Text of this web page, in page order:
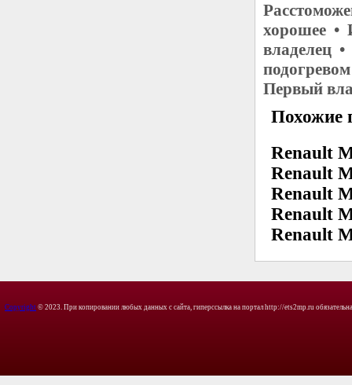
хорошее •
владелец •
Первый
Похожие
Renault
Renault
Renault
Renault
Renault
Copyright © 2023. При копировании любых данных с сайта, гиперссылка на портал http://ets2mp.ru